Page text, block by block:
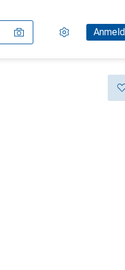
Einstellungen
Kundenkonto
Vergleichslisten
Merklisten
Warenkorb